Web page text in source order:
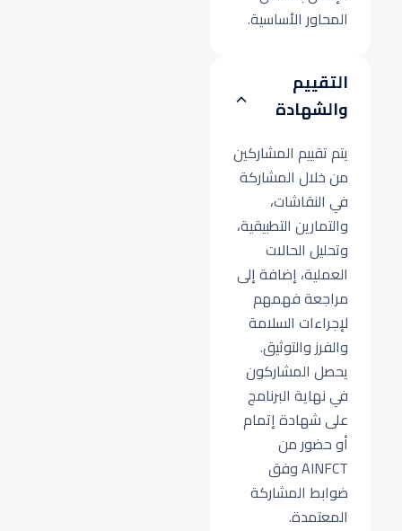
المحاور الأساسية.
التقييم
والشهادة
يتم تقييم المشاركين
من خلال المشاركة
في النقاشات،
والتمارين التطبيقية،
وتحليل الحالات
العملية، إضافة إلى
مراجعة فهمهم
لإجراءات السلامة
والفرز والتوثيق.
يحصل المشاركون
في نهاية البرنامج
على شهادة إتمام
أو حضور من
AINFCT وفق
ضوابط المشاركة
المعتمدة.